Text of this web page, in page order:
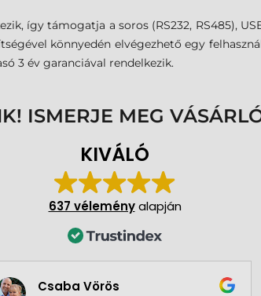
így támogatja a soros (RS232, RS485),
könnyedén elvégezhető egy
3 év garanciával rendelkezik.
ISMERJE MEG
KIVÁLÓ
637 véleményalapján
Csaba Vörös